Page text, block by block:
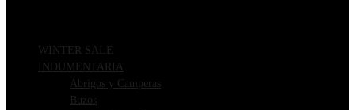
WINTER SALE
INDUMENTARIA
Abrigos y Camperas
Buzos